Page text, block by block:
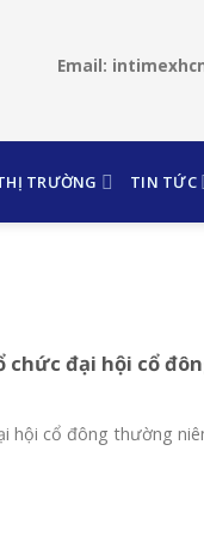
Email:
TRƯỜNG TIN TỨC
chức đại hội cổ
hội cổ đông thường